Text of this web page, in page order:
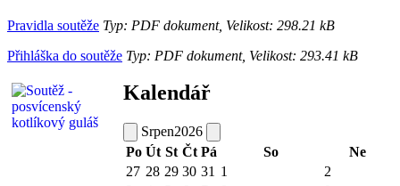
Pravidla soutěže Typ: PDF dokument, Velikost: 298.21 kB
Přihláška do soutěže Typ: PDF dokument, Velikost: 293.41 kB
Kalendář
Srpen2026
Po Út St Čt Pá So
Ne
27 28 29 30 31 1
2